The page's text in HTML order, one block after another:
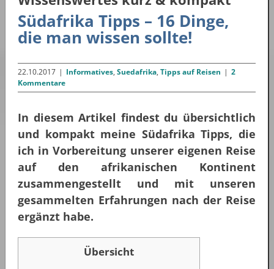
Südafrika Tipps – 16 Dinge,
die man wissen sollte!
22.10.2017 | Informatives, Suedafrika, Tipps auf Reisen | 2
Kommentare
In diesem Artikel findest du übersichtlich
und kompakt meine Südafrika Tipps, die
ich in Vorbereitung unserer eigenen Reise
auf den afrikanischen Kontinent
zusammengestellt und mit unseren
gesammelten Erfahrungen nach der Reise
ergänzt habe.
Übersicht